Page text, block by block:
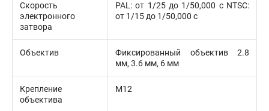
Скорость
электронного
затвора
PAL: от 1/25 до 1/50,000 с NTSC:
от 1/15 до 1/50,000 с
Объектив
Фиксированный объектив 2.8
мм, 3.6 мм, 6 мм
Крепление
объектива
М12